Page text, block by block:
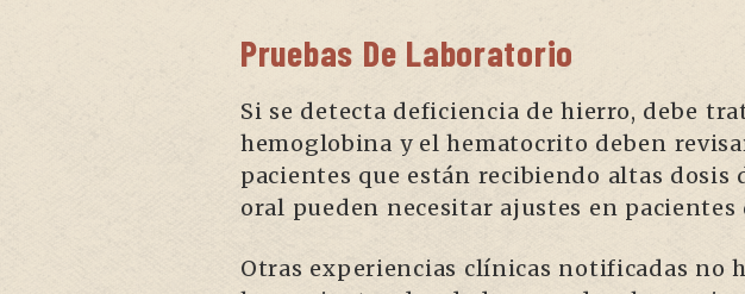
Pruebas De Laboratorio
Si se detecta deficiencia de hierro, debe
hemoglobina y el hematocrito deben
pacientes que están recibiendo altas
oral pueden necesitar ajustes en
Otras experiencias clínicas notificadas no